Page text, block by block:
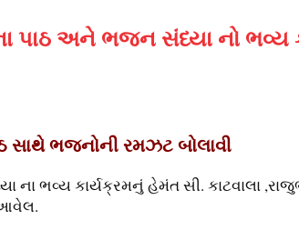
પાઠ અને ભજન સંધ્યા નો ભવ્ય
સાથે ભજનોની રમઝટ બોલાવી
ભવ્ય કાર્યક્રમનું હેમંત સી. કાટવાલા
આવેલ.